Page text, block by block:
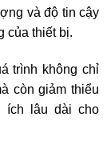
và độ tin cậy
của thiết bị.
trình không chỉ
còn giảm thiểu
ích lâu dài cho